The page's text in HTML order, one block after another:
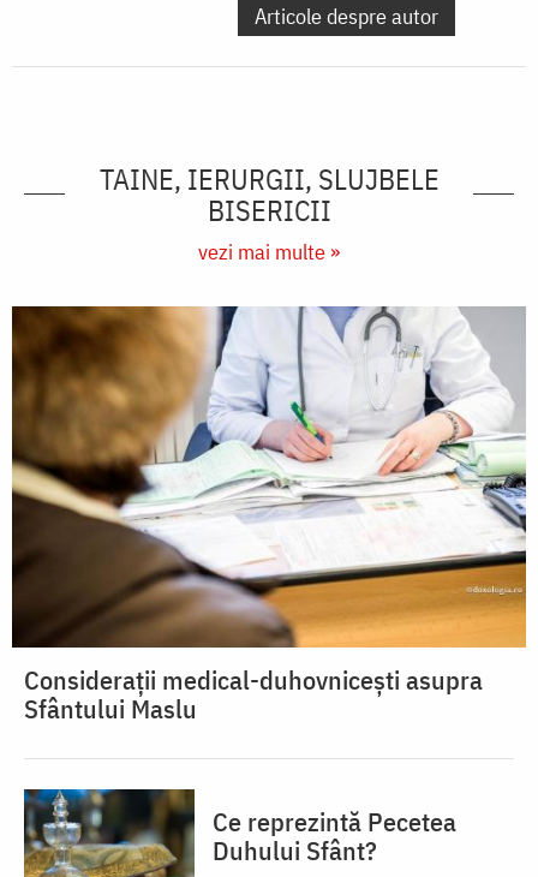
Articole despre autor
TAINE, IERURGII, SLUJBELE
BISERICII
vezi mai multe »
Considerații medical-duhovnicești asupra
Sfântului Maslu
Ce reprezintă Pecetea
Duhului Sfânt?